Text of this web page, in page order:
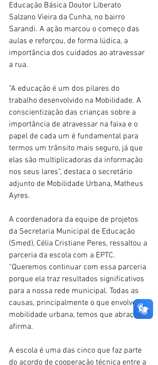
Educação Básica Doutor Liberato
Salzano Vieira da Cunha, no bairro
Sarandi. A ação marcou o começo das
aulas e reforçou, de forma lúdica, a
importância dos cuidados ao atravessar
a rua.
“A educação é um dos pilares do
trabalho desenvolvido na Mobilidade. A
conscientização das crianças sobre a
importância de atravessar na faixa e o
papel de cada um é fundamental para
termos um trânsito mais seguro, já que
elas são multiplicadoras da informação
nos seus lares”, destaca o secretário
adjunto de Mobilidade Urbana, Matheus
Ayres.
A coordenadora da equipe de projetos
da Secretaria Municipal de Educação
(Smed), Célia Cristiane Peres, ressaltou a
parceria da escola com a EPTC.
“Queremos continuar com essa parceria
porque ela traz resultados significativos
para a nossa rede municipal. Todas as
causas, principalmente o que envolve a
mobilidade urbana, temos que abraçar”,
afirma.
A escola é uma das cinco que faz parte
do acordo de cooperação técnica entre a